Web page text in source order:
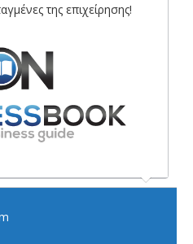
της επιχείρησης!